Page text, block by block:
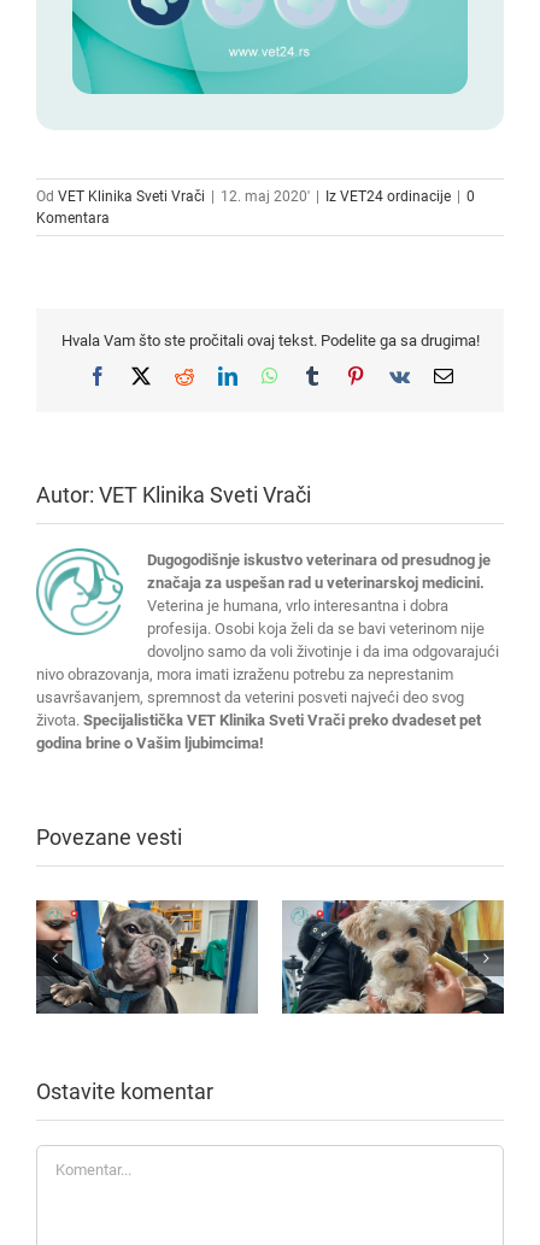
Od VET Klinika Sveti Vrači | 12. maj 2020' | Iz VET24 ordinacije | 0
Komentara
Hvala Vam što ste pročitali ovaj tekst. Podelite ga sa drugima!
Facebook
X RedditLinkedInWhatsApp
TumblrPinterest
Vk Email
Autor: VET Klinika Sveti Vrači
Dugogodišnje iskustvo veterinara od presudnog je
značaja za uspešan rad u veterinarskoj medicini.
Veterina je humana, vrlo interesantna i dobra
profesija. Osobi koja želi da se bavi veterinom nije
dovoljno samo da voli životinje i da ima odgovarajući
nivo obrazovanja, mora imati izraženu potrebu za neprestanim
usavršavanjem, spremnost da veterini posveti najveći deo svog
života. Specijalistička VET Klinika Sveti Vrači preko dvadeset pet
godina brine o Vašim ljubimcima!
Povezane vesti
Ostavite komentar